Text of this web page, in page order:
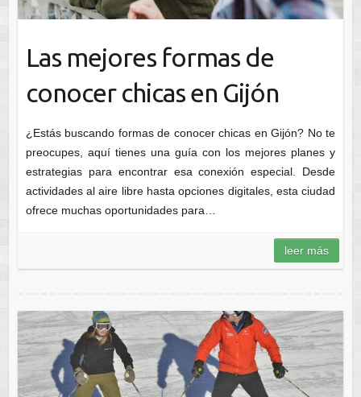
Las mejores formas de
conocer chicas en Gijón
¿Estás buscando formas de conocer chicas en Gijón? No te
preocupes, aquí tienes una guía con los mejores planes y
estrategias para encontrar esa conexión especial. Desde
actividades al aire libre hasta opciones digitales, esta ciudad
ofrece muchas oportunidades para…
leer más